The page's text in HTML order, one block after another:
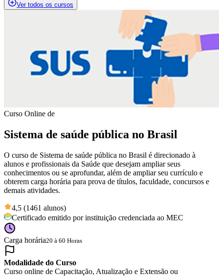
Ver todos os cursos
Curso Online de
Sistema de saúde pública no Brasil
O curso de Sistema de saúde pública no Brasil é direcionado à
alunos e profissionais da Saúde que desejam ampliar seus
conhecimentos ou se aprofundar, além de ampliar seu currículo e
obterem carga horária para prova de títulos, faculdade, concursos e
demais atividades.
4,5 (1461 alunos)
Certificado emitido por instituição credenciada ao MEC
Carga horária20 à 60 Horas
Modalidade do Curso
Curso online de Capacitação, Atualização e Extensão ou